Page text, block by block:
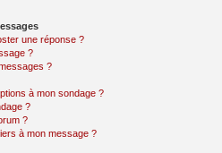
une réponse ?
?
?
à mon sondage ?
?
?
à mon message ?